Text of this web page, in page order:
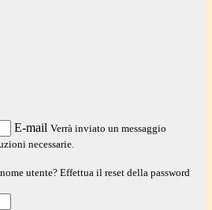
E-mail Verrà inviato un messaggio
necessarie.
utente? Effettua il reset della password